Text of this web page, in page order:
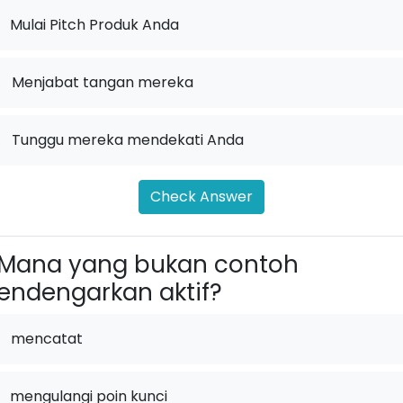
Mulai Pitch Produk Anda
Menjabat tangan mereka
Tunggu mereka mendekati Anda
Check Answer
yang bukan contoh
aktif?
mencatat
mengulangi poin kunci